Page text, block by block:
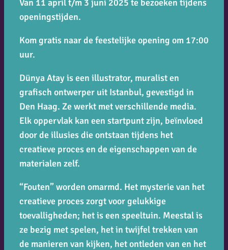
Van 11 april t/m 3 juni 2025 te bezoeken tijdens
openingstijden.
Kom gratis naar de feestelijke opening om 17:00
uur.
Dünya Atay is een illustrator, muralist en
grafisch ontwerper uit Istanbul, gevestigd in
Den Haag. Ze werkt met verschillende media.
Elk oppervlak kan een startpunt zijn, beïnvloed
door de illusies die ontstaan tijdens het
creatieve proces en de eigenschappen van de
materialen zelf.
“Fouten” worden omarmd. Het mysterie van het
creatieve proces zorgt voor gelukkige
toevalligheden; het is een speeltuin. Meestal is
ze bezig met spelen, het in twijfel trekken van
de manieren van kijken, het ontleden van en het